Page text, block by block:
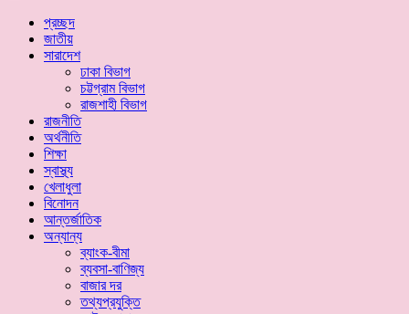
প্রচ্ছদ
জাতীয়
সারাদেশ
ঢাকা বিভাগ
চট্টগ্রাম বিভাগ
রাজশাহী বিভাগ
রাজনীতি
অর্থনীতি
শিক্ষা
স্বাস্থ্য
খেলাধুলা
বিনোদন
আন্তর্জাতিক
অন্যান্য
ব্যাংক-বীমা
ব্যবসা-বাণিজ্য
বাজার দর
তথ্যপ্রযুক্তি